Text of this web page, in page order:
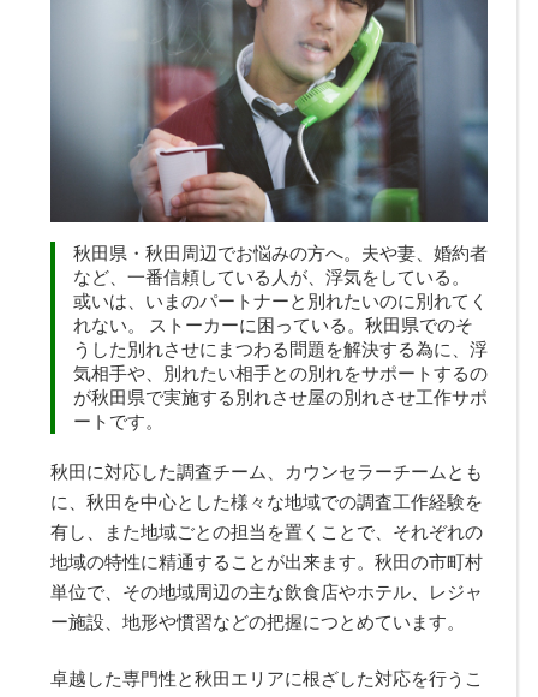
秋田県・秋田周辺でお悩みの方へ。夫や妻、婚約者
など、一番信頼している人が、浮気をしている。
或いは、いまのパートナーと別れたいのに別れてく
れない。 ストーカーに困っている。秋田県でのそ
うした別れさせにまつわる問題を解決する為に、浮
気相手や、別れたい相手との別れをサポートするの
が秋田県で実施する別れさせ屋の別れさせ工作サポ
ートです。
秋田に対応した調査チーム、カウンセラーチームとも
に、秋田を中心とした様々な地域での調査工作経験を
有し、また地域ごとの担当を置くことで、それぞれの
地域の特性に精通することが出来ます。秋田の市町村
単位で、その地域周辺の主な飲食店やホテル、レジャ
ー施設、地形や慣習などの把握につとめています。
卓越した専門性と秋田エリアに根ざした対応を行うこ